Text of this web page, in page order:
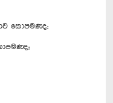
කොපමණද;